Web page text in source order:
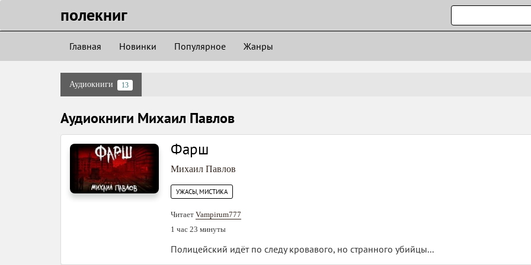
полекниг
Главная Новинки Популярное Жанры
Аудиокниги 13
Аудиокниги Михаил Павлов
Фарш
Михаил Павлов
УЖАСЫ, МИСТИКА
Читает Vampirum777
1 час 23 минуты
Полицейский идёт по следу кровавого, но странного убийцы...